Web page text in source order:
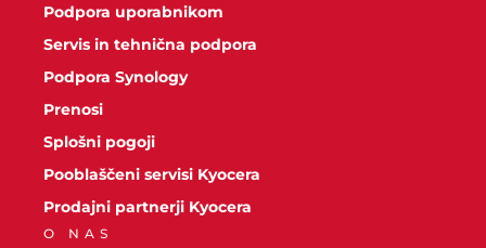
Podpora uporabnikom
Servis in tehnična podpora
Podpora Synology
Prenosi
Splošni pogoji
Pooblaščeni servisi Kyocera
Prodajni partnerji Kyocera
O NAS